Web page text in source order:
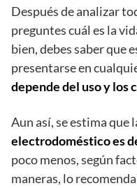
Después de analizar
preguntes cuál es la
bien, debes saber que
presentarse en
depende del uso y los
Aun así, se estima que
electrodoméstico es
poco menos, según
maneras, lo